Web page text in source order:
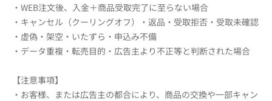
・WEB注文後、入金＋商品受取完了に至らない場合
・キャンセル（クーリングオフ）・返品・受取拒否・受取未確認
・虚偽・架空・いたずら・申込み不備
・データ重複・転売目的・広告主より不正等と判断された場合
【注意事項】
・お客様、または広告主の都合により、商品の交換や一部キャン